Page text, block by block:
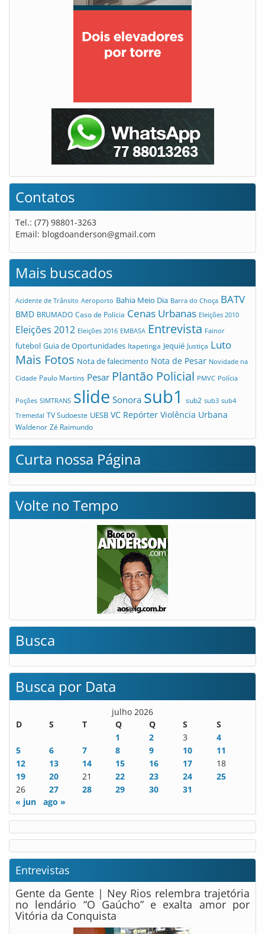
Contatos
Tel.: (77) 98801-3263
Email: blogdoanderson@gmail.com
Mais buscados
Acidente de Trânsito Aeroporto Bahia Meio Dia Barra do Choça BATV
BMD BRUMADO Caso de Polícia Cenas Urbanas Eleições 2010
Eleições 2012 Eleições 2016 EMBASA Entrevista Fainor
futebol Guia de Oportunidades Itapetinga Jequié Justiça Luto
Mais Fotos Nota de falecimento Nota de Pesar Novidade na
Cidade Paulo Martins Pesar Plantão Policial PMVC Polícia
Poções SIMTRANS slide Sonora sub1 sub2 sub3 sub4
Tremedal TV Sudoeste UESB VC Repórter Violência Urbana
Waldenor Zé Raimundo
Curta nossa Página
Volte no Tempo
Busca
Busca por Data
julho 2026
D
S T Q Q S
S
1
2 3
4
5
6 7 8 9 10
11
12
13 14 15 16 17
18
19
20 21 22 23 24
25
26
27 28 29 30
31
« jun
ago »
Entrevistas
Gente da Gente | Ney Rios relembra trajetória
no lendário “O Gaúcho” e exalta amor por
Vitória da Conquista